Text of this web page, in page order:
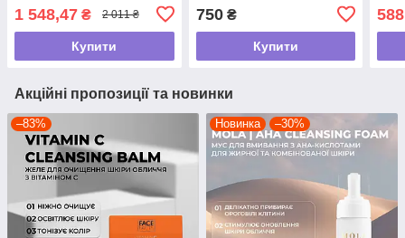
1 548,47 ₴ 2 011 ₴
Купити
750₴
Купити
588
Акційні пропозиції та новинки
–83% Новинка –30%